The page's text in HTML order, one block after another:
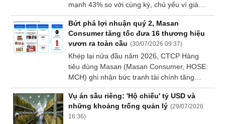
mạnh 43% so với cùng kỳ, chủ yếu vì giá
heo hơi đi xuống. Đây cũng là quý thứ 4 liên
tiếp Doanh nghiệp thu hẹp lợi nhuận.
Bứt phá lợi nhuận quý 2, Masan
Consumer tăng tốc đưa 16 thương hiệu
vươn ra toàn cầu (30/07/2026 09:37)
Khép lại nửa đầu năm 2026, CTCP Hàng
tiêu dùng Masan (Masan Consumer, HOSE:
MCH) ghi nhận bức tranh tài chính tăng
trưởng, tạo tiền đề cho cổ phiếu MCH chính
thức lọt rổ VN30 vào tháng 8/2026. Dựa trên
đà tăng của các ngành hàng cốt lõi, Ban
lãnh đạo Công ty đặt mục tiêu chiếm lĩnh thị
Vụ án sầu riêng: 'Hộ chiếu' tỷ USD và
những khoảng trống quản lý (29/07/2026
16:36)
Công
tư